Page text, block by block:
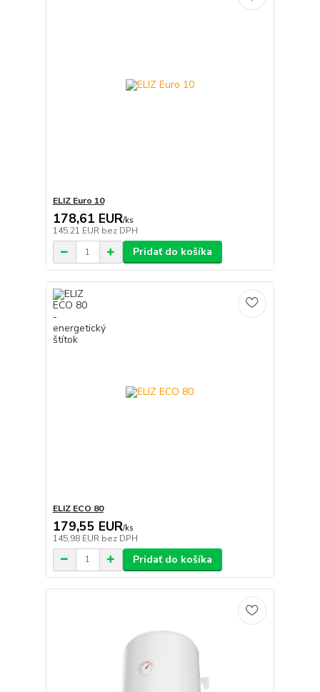
ELIZ Euro 10
178,61 EUR/ks
145,21 EUR bez DPH
Pridať do košíka
ELIZ ECO 80
179,55 EUR/ks
145,98 EUR bez DPH
Pridať do košíka